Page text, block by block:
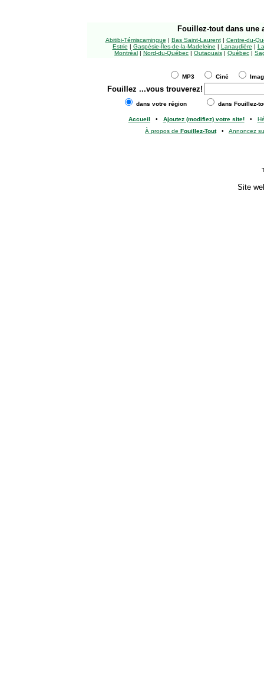
Fouillez-tout dans une
Abitibi-Témiscamingue | Bas Saint-Laurent| Centre-du-
Estrie | Gaspésie-Îles-de-la-Madeleine | Lanaudière |
Montréal | Nord-du-Québec | Outaouais | Québec |
MP3 Ciné
Fouillez ...vous trouverez!
dans votre région dans Fouillez-
Accueil • Ajoutez (modifiez) votre site!•
À propos de Fouillez-Tout• Annoncez
Site